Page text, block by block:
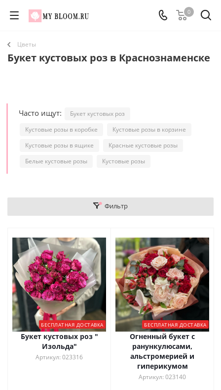
0
Цветы
Букет кустовых роз в Краснознаменске
Часто ищут:
Букет кустовых роз
Кустовые розы в коробке
Кустовые розы в корзине
Кустовые розы в ящике
Красные кустовые розы
Белые кустовые розы
Кустовые розы
Фильтр
БЕСПЛАТНАЯ ДОСТАВКА
Букет кустовых роз "
Изольда"
Артикул: 023316
БЕСПЛАТНАЯ ДОСТАВКА
Огненный букет с
ранункулюсами,
альстромерией и
гиперикумом
Артикул: 023140